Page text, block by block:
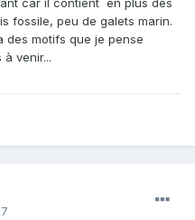
car il contient en plus des
fossile, peu de galets marin.
des motifs que je pense
venir...